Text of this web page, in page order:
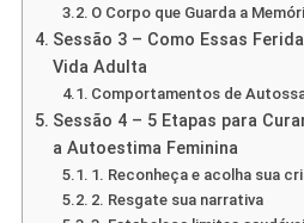
O Corpo que Guarda a
Sessão 3 – Como Essas
Vida Adulta
Comportamentos de
Sessão 4 – 5 Etapas para
a Autoestima Feminina
1. Reconheça e acolha sua
2. Resgate sua narrativa